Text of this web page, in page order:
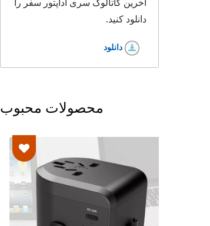
آخرین کاتالوگ سری آداپتور سفر را
دانلود کنید.
دانلود
محصولات محبوب